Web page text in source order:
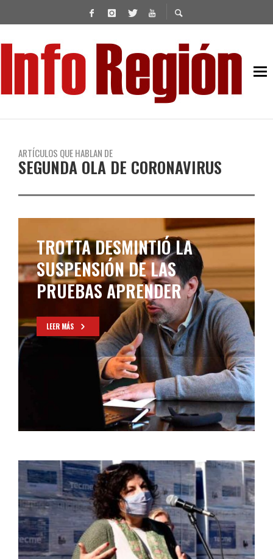
ARTÍCULOS QUE HABLAN DE
SEGUNDA OLA DE CORONAVIRUS
EL REGRESO A CLASES SE DA
BAJO “PARÁMETROS
OBJETIVOS”, ACLARÓ
BIANCO